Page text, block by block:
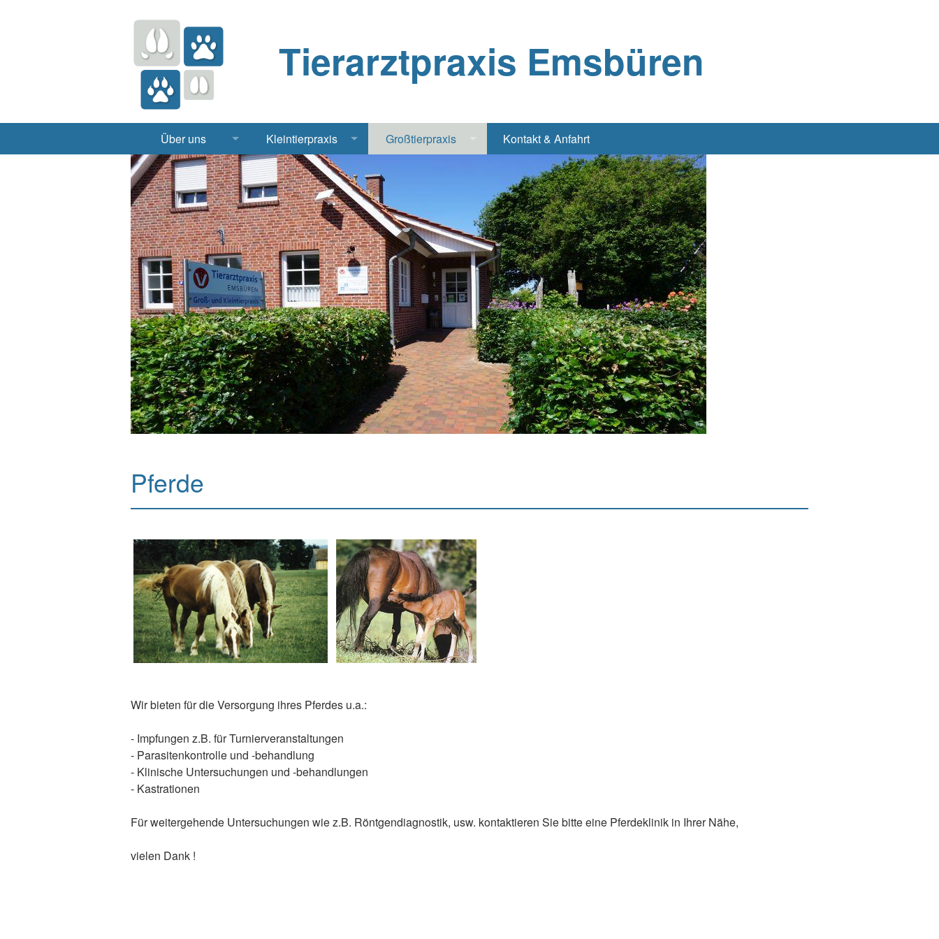
Tierarztpraxis Emsbüren
Über uns
Praxis
Apotheke
Labor
Notdienst
Jobs & Praktikum
Kleintierpraxis
Hund, Katze
Heimtiere
Röntgen Ultraschall Elektrochirurgie Narkose
Großtierpraxis
Bestandsbetreuung Schwein
Bestandsbetreuung Rind
Pferde
Geflügel, Tauben, Hühner
Kontakt & Anfahrt
Pferde
Wir bieten für die Versorgung ihres Pferdes u.a.:
- Impfungen z.B. für Turnierveranstaltungen
- Parasitenkontrolle und -behandlung
- Klinische Untersuchungen und -behandlungen
- Kastrationen
Für weitergehende Untersuchungen wie z.B. Röntgendiagnostik, usw. kontaktieren Sie bitte eine Pferdeklinik in Ihrer Nähe,
vielen Dank !